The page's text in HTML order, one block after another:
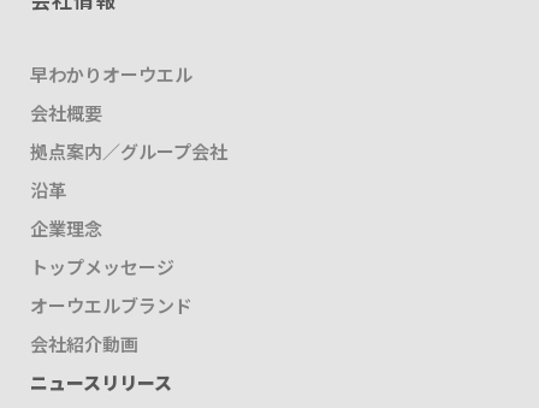
早わかりオーウエル
会社概要
拠点案内／グループ会社
沿革
企業理念
トップメッセージ
オーウエルブランド
会社紹介動画
ニュースリリース